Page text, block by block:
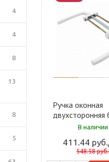
4
4
8
13
8
5
Ручка оконная
двухсторонняя
алюминиевая
В наличии
411.44 руб.
548.58руб.